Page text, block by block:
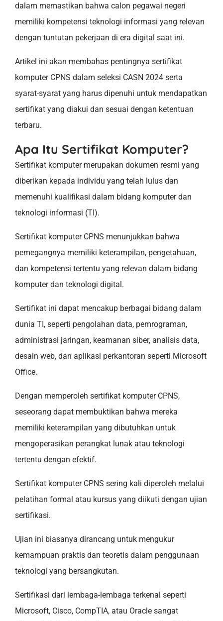
dalam memastikan bahwa calon pegawai negeri
memiliki kompetensi teknologi informasi yang relevan
dengan tuntutan pekerjaan di era digital saat ini.
Artikel ini akan membahas pentingnya sertifikat
komputer CPNS dalam seleksi CASN 2024 serta
syarat-syarat yang harus dipenuhi untuk mendapatkan
sertifikat yang diakui dan sesuai dengan ketentuan
terbaru.
Apa Itu Sertifikat Komputer?
Sertifikat komputer merupakan dokumen resmi yang
diberikan kepada individu yang telah lulus dan
memenuhi kualifikasi dalam bidang komputer dan
teknologi informasi (TI).
Sertifikat komputer CPNS menunjukkan bahwa
pemegangnya memiliki keterampilan, pengetahuan,
dan kompetensi tertentu yang relevan dalam bidang
komputer dan teknologi digital.
Sertifikat ini dapat mencakup berbagai bidang dalam
dunia TI, seperti pengolahan data, pemrograman,
administrasi jaringan, keamanan siber, analisis data,
desain web, dan aplikasi perkantoran seperti Microsoft
Office.
Dengan memperoleh sertifikat komputer CPNS,
seseorang dapat membuktikan bahwa mereka
memiliki keterampilan yang dibutuhkan untuk
mengoperasikan perangkat lunak atau teknologi
tertentu dengan efektif.
Sertifikat komputer CPNS sering kali diperoleh melalui
pelatihan formal atau kursus yang diikuti dengan ujian
sertifikasi.
Ujian ini biasanya dirancang untuk mengukur
kemampuan praktis dan teoretis dalam penggunaan
teknologi yang bersangkutan.
Sertifikasi dari lembaga-lembaga terkenal seperti
Microsoft, Cisco, CompTIA, atau Oracle sangat